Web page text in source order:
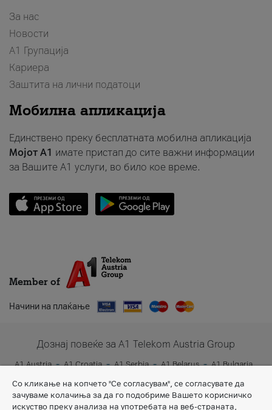
За нас
Новости
А1 Групација
Кариера
Заштита на лични податоци
Мобилна апликација
Единствено преку бесплатната мобилна апликација
Мојот A1 имате пристап до сите важни информации
за Вашите A1 услуги, во било кое време.
Member of
Начини на плаќање
Дознај повеќе за A1 Telekom Austria Group
A1 Austria A1 Croatia A1 Serbia A1 Belarus
A1 Bulgaria
Со кликање на копчето "Се согласувам", се согласувате да
зачуваме колачиња за да го подобриме Вашето корисничко
искуство преку анализа на употребата на веб-страната,